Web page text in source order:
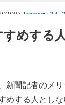
January 24,
めする
新聞記者のメ
めする人とし